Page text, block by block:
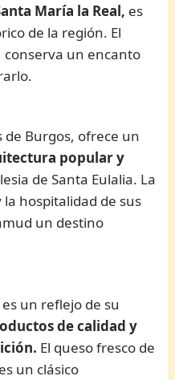
María la Real, es
de la región. El
un encanto
Burgos, ofrece un
popular y
de Santa Eulalia. La
hospitalidad de sus
un destino
un reflejo de su
de calidad y
El queso fresco de
un clásico